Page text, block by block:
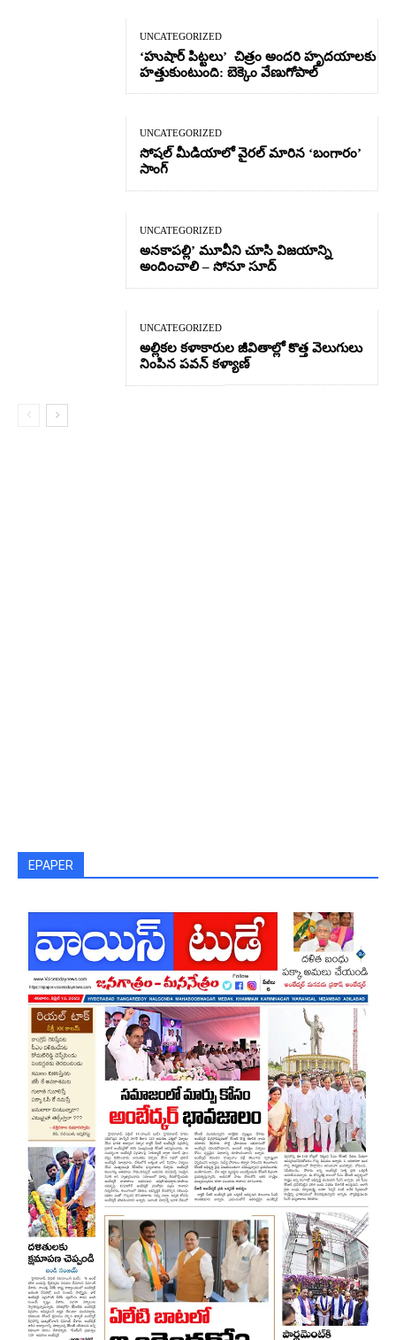
UNCATEGORIZED
‘హుషార్‌ పిట్టలు’ చిత్రం అందరి హృదయాలకు
హత్తుకుంటుంది: బెక్కెం వేణుగోపాల్‌
UNCATEGORIZED
సోషల్ మీడియాలో వైరల్ మారిన ‘బంగారం’
సాంగ్
UNCATEGORIZED
అనకాపల్లి’ మూవీని చూసి విజయాన్ని
అందించాలి – సోనూ సూద్
UNCATEGORIZED
అల్లికల కళాకారుల జీవితాల్లో కొత్త వెలుగులు
నింపిన పవన్ కళ్యాణ్
EPAPER